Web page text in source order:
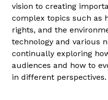
vision to creating
complex topics such as
rights, and the
technology and various
continually exploring
audiences and how to
in different perspectives.